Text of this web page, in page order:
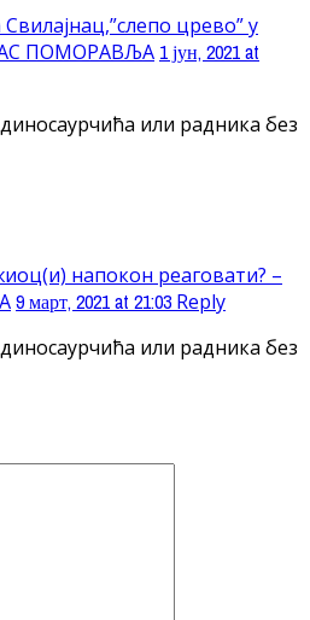
црево” у
ПОМОРАВЉА 1 јун, 2021 at
или радника без
напокон реаговати? –
9 март, 2021 at 21:03 Reply
или радника без